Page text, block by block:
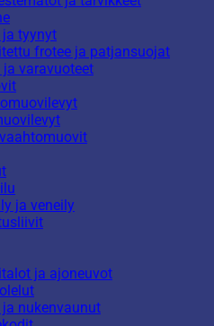
ja tyynyt
frotee ja patjansuojat
ja varavuoteet
ja veneily
ja ajoneuvot
ja nukenvaunut